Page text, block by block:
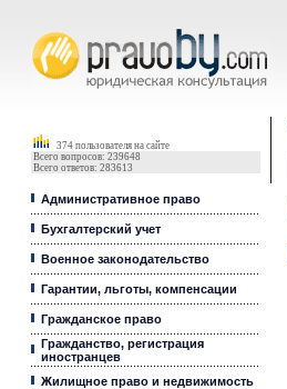
374 пользователя на сайте
Всего вопросов: 239648
Всего ответов: 283613
Административное право
Бухгалтерский учет
Военное законодательство
Гарантии, льготы, компенсации
Гражданское право
Гражданство, регистрация
иностранцев
Жилищное право и недвижимость